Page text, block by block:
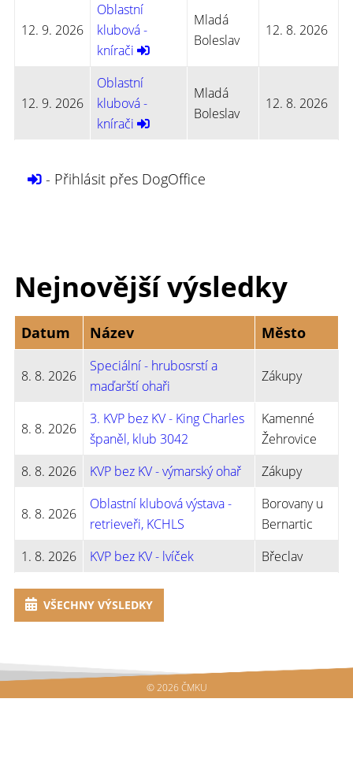
12. 9. 2026
Oblastní
klubová -
knírači
Mladá
Boleslav
12. 8. 2026
12. 9. 2026
Oblastní
klubová -
knírači
Mladá
Boleslav
12. 8. 2026
- Přihlásit přes DogOffice
Nejnovější výsledky
Datum Název Město
8. 8. 2026
Speciální - hrubosrstí a
maďarští ohaři
Zákupy
8. 8. 2026
3. KVP bez KV - King Charles
španěl, klub 3042
Kamenné
Žehrovice
8. 8. 2026
KVP bez KV - výmarský ohař Zákupy
8. 8. 2026
Oblastní klubová výstava -
retrieveři, KCHLS
Borovany u
Bernartic
1. 8. 2026
KVP bez KV - lvíček Břeclav
VŠECHNY VÝSLEDKY
© 2026 ČMKU